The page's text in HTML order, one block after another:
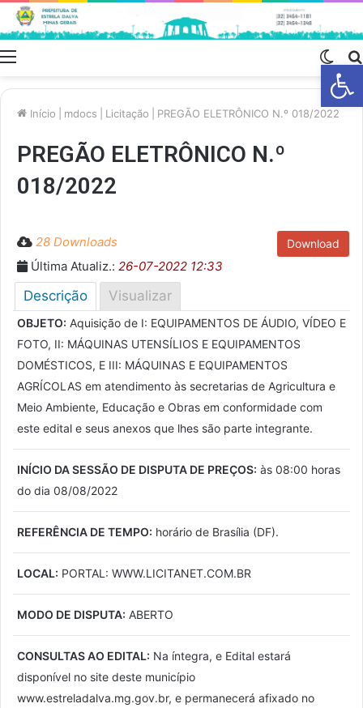
Barra de
skin
Início mdocs Licitação PREGÃO ELETRÔNICO N.º 018/2022
PREGÃO ELETRÔNICO N.º
018/2022
Download
28 Downloads
Última Atualiz.: 26-07-2022 12:33
Descrição Visualizar
OBJETO: Aquisição de I: EQUIPAMENTOS DE ÁUDIO, VÍDEO E
FOTO, II: MÁQUINAS UTENSÍLIOS E EQUIPAMENTOS
DOMÉSTICOS, E III: MÁQUINAS E EQUIPAMENTOS
AGRÍCOLAS em atendimento às secretarias de Agricultura e
Meio Ambiente, Educação e Obras em conformidade com
este edital e seus anexos que lhes são parte integrante.
INÍCIO DA SESSÃO DE DISPUTA DE PREÇOS: às 08:00 horas
do dia 08/08/2022
REFERÊNCIA DE TEMPO: horário de Brasília (DF).
LOCAL: PORTAL: WWW.LICITANET.COM.BR
MODO DE DISPUTA: ABERTO
CONSULTAS AO EDITAL: Na íntegra, e Edital estará
disponível no site deste município
www.estreladalva.mg.gov.br, e permanecerá afixado no